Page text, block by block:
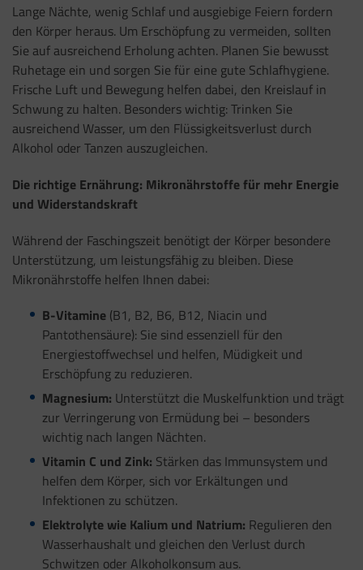
Lange Nächte, wenig Schlaf und ausgiebige Feiern fordern
den Körper heraus. Um Erschöpfung zu vermeiden, sollten
Sie auf ausreichend Erholung achten. Planen Sie bewusst
Ruhetage ein und sorgen Sie für eine gute Schlafhygiene.
Frische Luft und Bewegung helfen dabei, den Kreislauf in
Schwung zu halten. Besonders wichtig: Trinken Sie
ausreichend Wasser, um den Flüssigkeitsverlust durch
Alkohol oder Tanzen auszugleichen.
Die richtige Ernährung: Mikronährstoffe für mehr Energie
und Widerstandskraft
Während der Faschingszeit benötigt der Körper besondere
Unterstützung, um leistungsfähig zu bleiben. Diese
Mikronährstoffe helfen Ihnen dabei:
B-Vitamine(B1, B2, B6, B12, Niacin und
Pantothensäure): Sie sind essenziell für den
Energiestoffwechsel und helfen, Müdigkeit und
Erschöpfung zu reduzieren.
Magnesium: Unterstützt die Muskelfunktion und trägt
zur Verringerung von Ermüdung bei – besonders
wichtig nach langen Nächten.
Vitamin C und Zink: Stärken das Immunsystem und
helfen dem Körper, sich vor Erkältungen und
Infektionen zu schützen.
Elektrolyte wie Kalium und Natrium: Regulieren den
Wasserhaushalt und gleichen den Verlust durch
Schwitzen oder Alkoholkonsum aus.